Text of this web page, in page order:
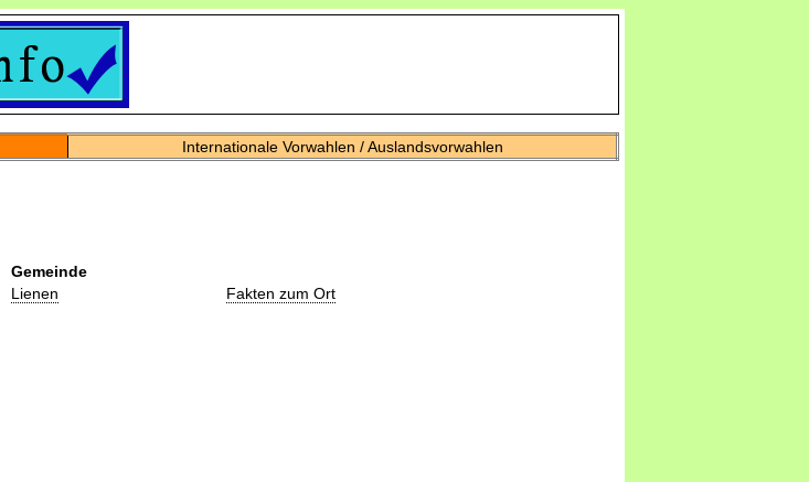
Internationale Vorwahlen / Auslandsvorwahlen
Gemeinde
Lienen Fakten zum Ort